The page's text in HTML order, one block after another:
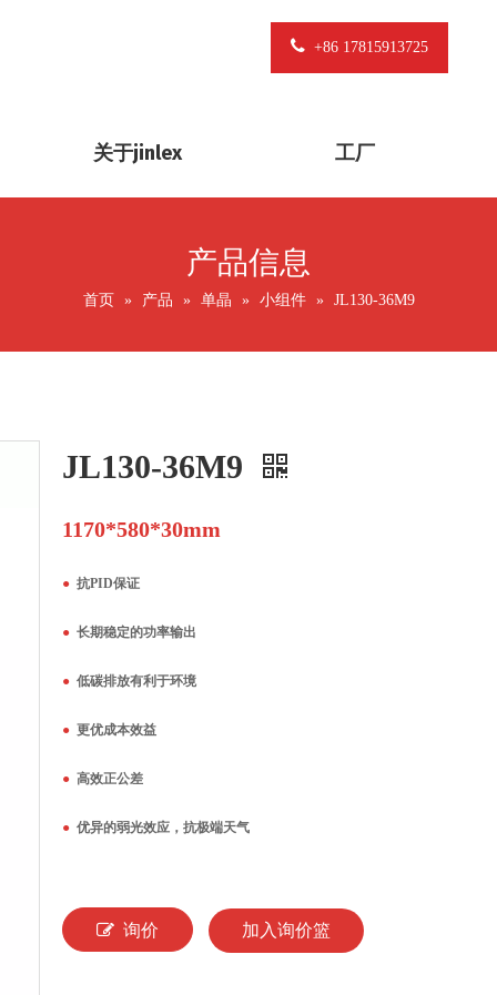
+86 17815913725
关于jinlex 工厂
产品信息
首页 » 产品 » 单晶 » 小组件 » JL130-36M9
JL130-36M9
1170*580*30mm
● 抗PID保证
● 长期稳定的功率输出
● 低碳排放有利于环境
● 更优成本效益
● 高效正公差
● 优异的弱光效应，抗极端天气
询价 加入询价篮